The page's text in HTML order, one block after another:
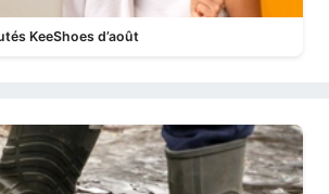
KeeShoes d’août